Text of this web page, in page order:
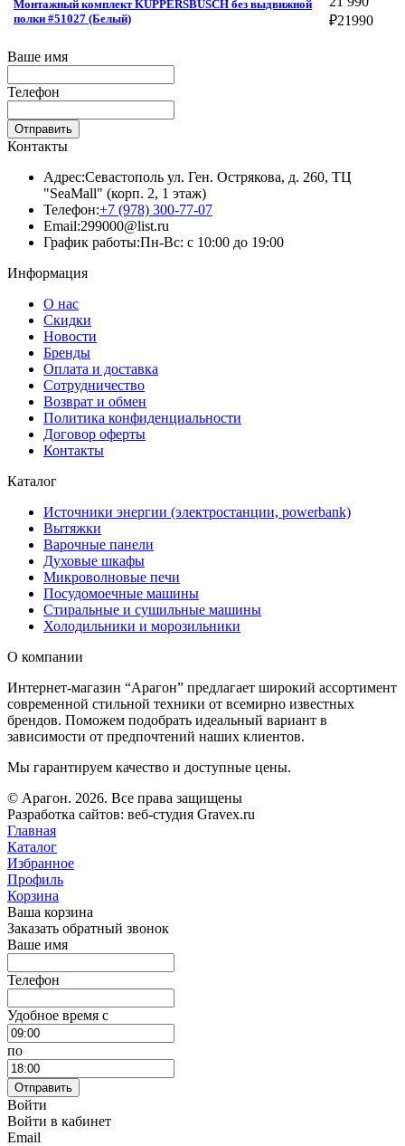
Монтажный комплект KUPPERSBUSCH без выдвижной
полки #51027 (Белый)
₽21990
Ваше имя
Телефон
Отправить
Контакты
Адрес:Севастополь ул. Ген. Острякова, д. 260, ТЦ
"SeaMall" (корп. 2, 1 этаж)
Телефон:+7 (978) 300-77-07
Email:299000@list.ru
График работы:Пн-Вс: с 10:00 до 19:00
Информация
О нас
Скидки
Новости
Бренды
Оплата и доставка
Сотрудничество
Возврат и обмен
Политика конфиденциальности
Договор оферты
Контакты
Каталог
Источники энергии (электростанции, powerbank)
Вытяжки
Варочные панели
Духовые шкафы
Микроволновые печи
Посудомоечные машины
Стиральные и сушильные машины
Холодильники и морозильники
О компании
Интернет-магазин “Арагон” предлагает широкий ассортимент
современной стильной техники от всемирно известных
брендов. Поможем подобрать идеальный вариант в
зависимости от предпочтений наших клиентов.
Мы гарантируем качество и доступные цены.
© Арагон. 2026. Все права защищены
Разработка сайтов: веб-студия Gravex.ru
Главная
Каталог
Избранное
Профиль
Корзина
Ваша корзина
Заказать обратный звонок
Ваше имя
Телефон
Удобное время c
по
Отправить
Войти
Войти в кабинет
Email